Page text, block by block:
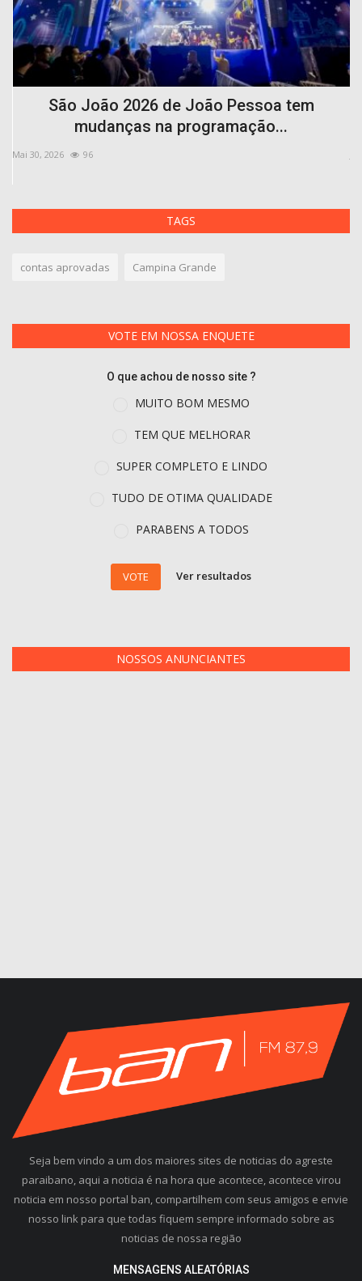
São João 2026 de João Pessoa tem
mudanças na programação...
Mai 30, 2026 96
TAGS
contas aprovadas Campina Grande
VOTE EM NOSSA ENQUETE
O que achou de nosso site ?
MUITO BOM MESMO
TEM QUE MELHORAR
SUPER COMPLETO E LINDO
TUDO DE OTIMA QUALIDADE
PARABENS A TODOS
VOTE Ver resultados
NOSSOS ANUNCIANTES
Seja bem vindo a um dos maiores sites de noticias do agreste
paraibano, aqui a noticia é na hora que acontece, acontece virou
noticia em nosso portal ban, compartilhem com seus amigos e envie
nosso link para que todas fiquem sempre informado sobre as
noticias de nossa região
MENSAGENS ALEATÓRIAS